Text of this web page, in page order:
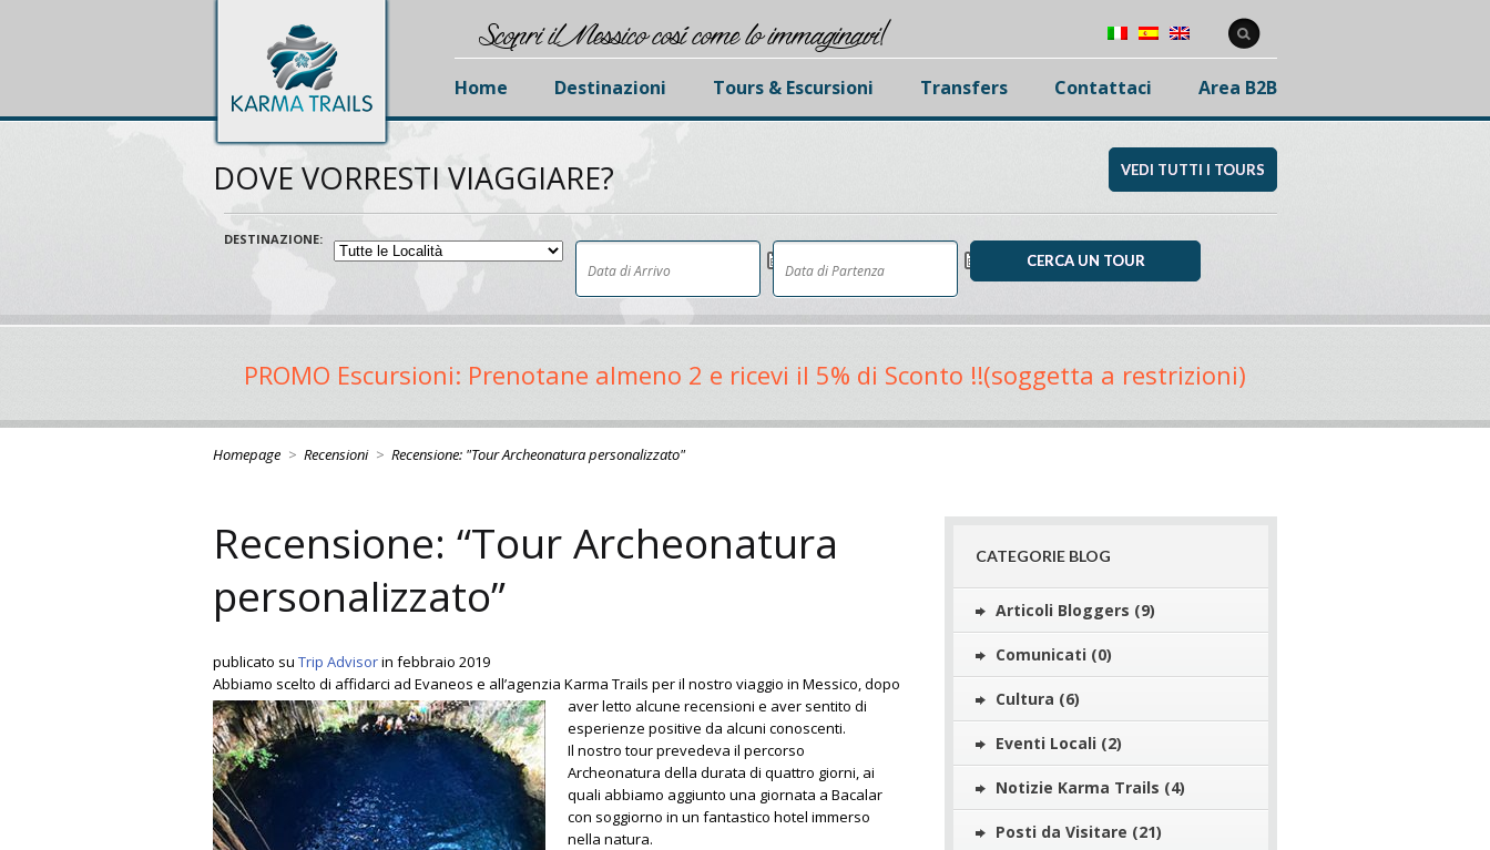
Scopri il Messico cosí come lo immaginavi!
Home Destinazioni Tours & Escursioni Transfers Contattaci Area B2B
DOVE VORRESTI VIAGGIARE? VEDI TUTTI I TOURS
DESTINAZIONE:
PROMO Escursioni: Prenotane almeno 2 e ricevi il 5% di Sconto !!(soggetta a restrizioni)
Homepage > Recensioni > Recensione: "Tour Archeonatura personalizzato"
Recensione: “Tour Archeonatura
personalizzato”
publicato su Trip Advisorin febbraio 2019
Abbiamo scelto di affidarci ad Evaneos e all’agenzia Karma Trails per il nostro viaggio in Messico, dopo
aver letto alcune recensioni e aver sentito di
esperienze positive da alcuni conoscenti.
Il nostro tour prevedeva il percorso
Archeonatura della durata di quattro giorni, ai
quali abbiamo aggiunto una giornata a Bacalar
con soggiorno in un fantastico hotel immerso
nella natura.
CATEGORIE BLOG
Articoli Bloggers (9)
Comunicati (0)
Cultura (6)
Eventi Locali (2)
Notizie Karma Trails (4)
Posti da Visitare (21)